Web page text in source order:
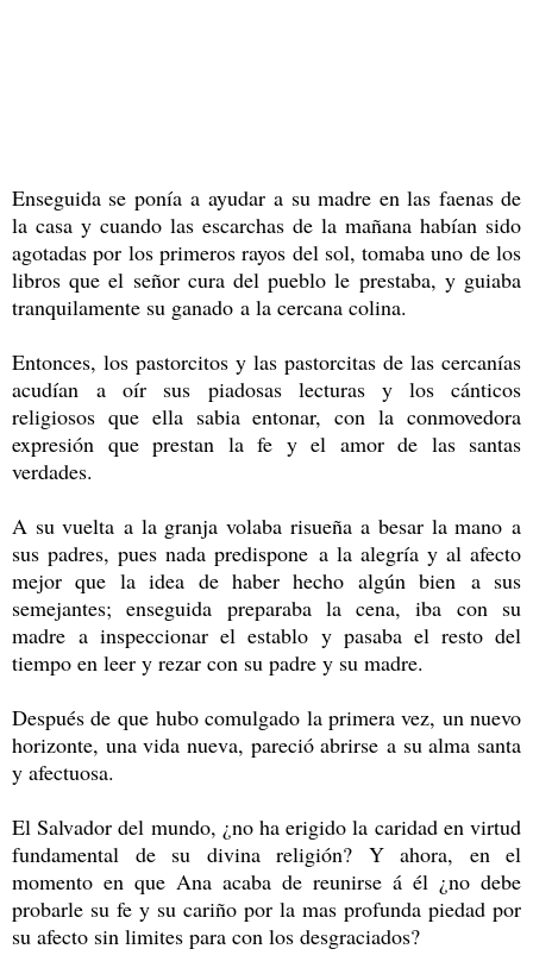
Enseguida se ponía a ayudar a su madre en las faenas de
la casa y cuando las escarchas de la mañana habían sido
agotadas por los primeros rayos del sol, tomaba uno de los
libros que el señor cura del pueblo le prestaba, y guiaba
tranquilamente su ganado a la cercana colina.
Entonces, los pastorcitos y las pastorcitas de las cercanías
acudían a oír sus piadosas lecturas y los cánticos
religiosos que ella sabia entonar, con la conmovedora
expresión que prestan la fe y el amor de las santas
verdades.
A su vuelta a la granja volaba risueña a besar la mano a
sus padres, pues nada predispone a la alegría y al afecto
mejor que la idea de haber hecho algún bien a sus
semejantes; enseguida preparaba la cena, iba con su
madre a inspeccionar el establo y pasaba el resto del
tiempo en leer y rezar con su padre y su madre.
Después de que hubo comulgado la primera vez, un nuevo
horizonte, una vida nueva, pareció abrirse a su alma santa
y afectuosa.
El Salvador del mundo, ¿no ha erigido la caridad en virtud
fundamental de su divina religión? Y ahora, en el
momento en que Ana acaba de reunirse á él ¿no debe
probarle su fe y su cariño por la mas profunda piedad por
su afecto sin limites para con los desgraciados?